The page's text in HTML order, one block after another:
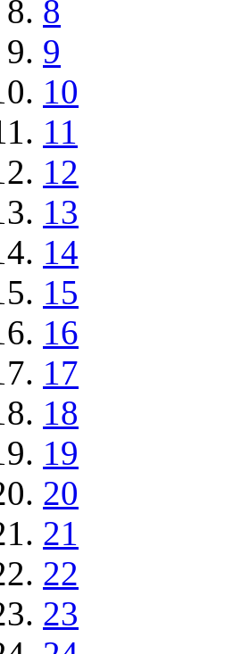
8
9
10
11
12
13
14
15
16
17
18
19
20
21
22
23